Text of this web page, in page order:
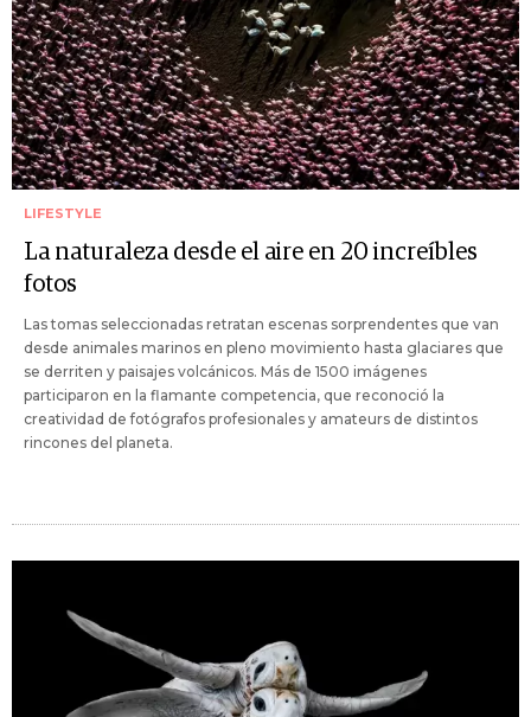
LIFESTYLE
La naturaleza desde el aire en 20 increíbles
fotos
Las tomas seleccionadas retratan escenas sorprendentes que van
desde animales marinos en pleno movimiento hasta glaciares que
se derriten y paisajes volcánicos. Más de 1500 imágenes
participaron en la flamante competencia, que reconoció la
creatividad de fotógrafos profesionales y amateurs de distintos
rincones del planeta.